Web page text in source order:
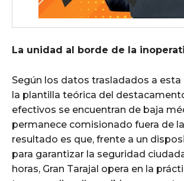
La unidad al borde de la
Según los datos trasladados a esta
la plantilla teórica del
efectivos se encuentran de baja
permanece comisionado fuera de
resultado es que, frente a un
para garantizar la seguridad
horas, Gran Tarajal opera en la